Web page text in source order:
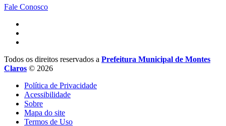
Fale Conosco
Todos os direitos reservados a Prefeitura Municipal de Montes
Claros © 2026
Política de Privacidade
Acessibilidade
Sobre
Mapa do site
Termos de Uso